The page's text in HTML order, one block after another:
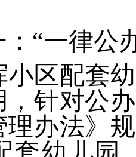
“一律公
小区配套
，针对公
理办法》